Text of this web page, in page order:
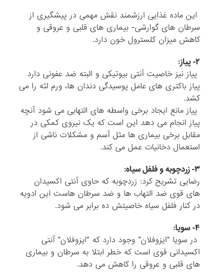
این ماده غذایی ارزشمند نقش مهمی در پیشگیری از
سرطان های گوارشی- بیماری های قلبی و عروقی و
کاهش میزان کلسترول خون دارد.
۲- پیاز:
پیاز نیز خاصیت آنتی بیوتیکی و البته ضد عفونی دارد
پیاز باکتری های عامل پوسیدگی دندان ها، ورم لثه را می
کشد.
پیاز مانع ایجاد برخی واسطه های التهابی می شود آنچه
پیاز انجام می دهد این است که یک نیروی کمکی در
مقابل برخی بیماری ها مثل آسم و مشکلات ناشی از
استعمال دخانیات عمل می کند.
۳- زردچوبه و فلفل سیاه:
رضایی تشریح کرد: زردچوبه که حاوی آنتی اکسیدان
های قوی ضد التهاب ها و ضد سرطان هاست این ادویه
در کنار فلفل سیاه خاصیتش ده برابر می شود.
۴- سویا:
در سویا “ایزوفلان” وجود دارد که “ایزوفلان” آنتی
اکسیدانی قوی است که خطر ابتلا به سرطان و بیماری
های قلبی و عروقی را کاهش می دهد.